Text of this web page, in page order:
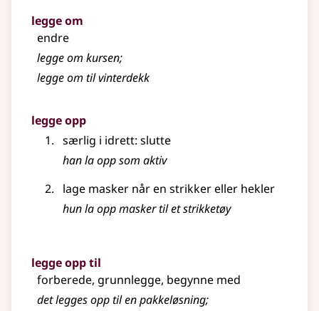
legge om
endre
legge om kursen;
legge om til vinterdekk
legge opp
særlig i idrett: slutte
han la opp som aktiv
lage masker når en strikker eller hekler
hun la opp masker til et strikketøy
legge opp til
forberede, grunnlegge, begynne med
det legges opp til en pakkeløsning;